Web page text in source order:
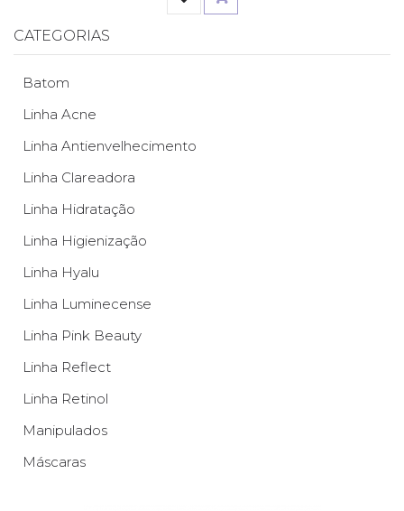
CATEGORIAS
Batom
Linha Acne
Linha Antienvelhecimento
Linha Clareadora
Linha Hidratação
Linha Higienização
Linha Hyalu
Linha Luminecense
Linha Pink Beauty
Linha Reflect
Linha Retinol
Manipulados
Máscaras